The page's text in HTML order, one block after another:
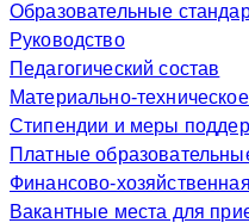
Образовательные
Руководство
Педагогический состав
Материально-
Стипендии и меры
Платные
Финансово-
Вакантные места для